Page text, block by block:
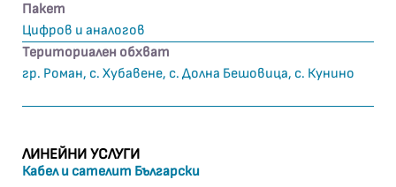
ЛИНЕЙНИ УСЛУГИ
Кабел и сателит Български
Пакет
Цифров и аналогов
Териториален обхват
гр. Роман, с. Хубавене, с. Долна Бешовица, с. Кунино